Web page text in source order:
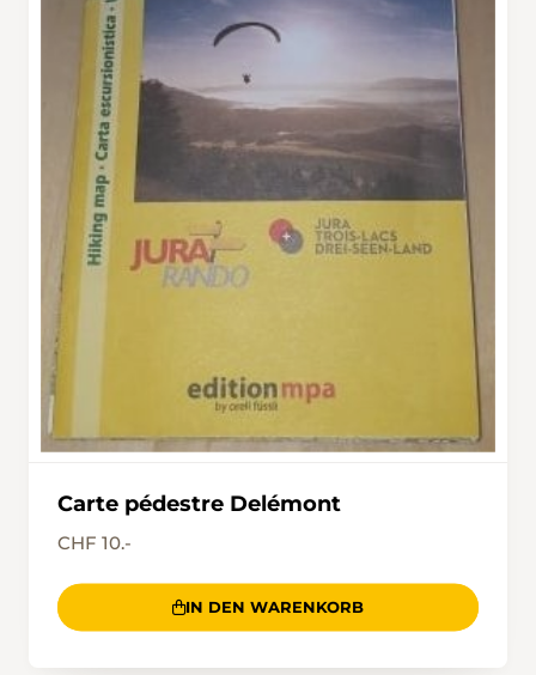
Carte pédestre Delémont
CHF 10.-
IN DEN WARENKORB